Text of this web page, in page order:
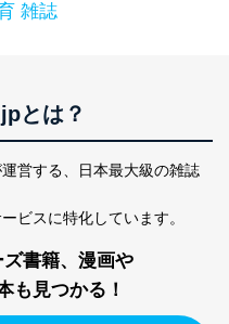
の利用目的は次のとお
回収のため
等による商品、サービ
や購買履歴等の情報を分
趣味・嗜好に
商品・サービスに関する
め
せ対応、トラブル対
レーター教育など応対品
雑誌
とは？
営する、
日本最大級の雑誌
ビスに特化しています。
書籍、漫画や
も見つかる！